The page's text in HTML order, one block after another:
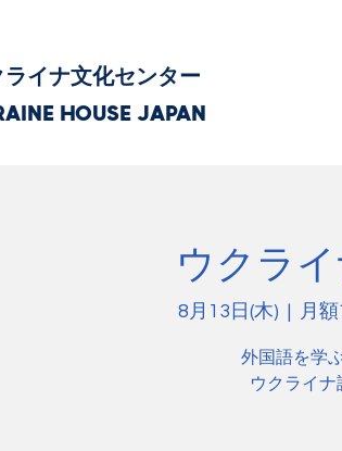
ライナ文化センター
HOUSE JAPAN
ウクラ
8月13日(木) 月
外国語を学
ウクライナ